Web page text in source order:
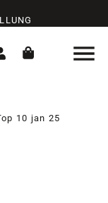
10 jan 25